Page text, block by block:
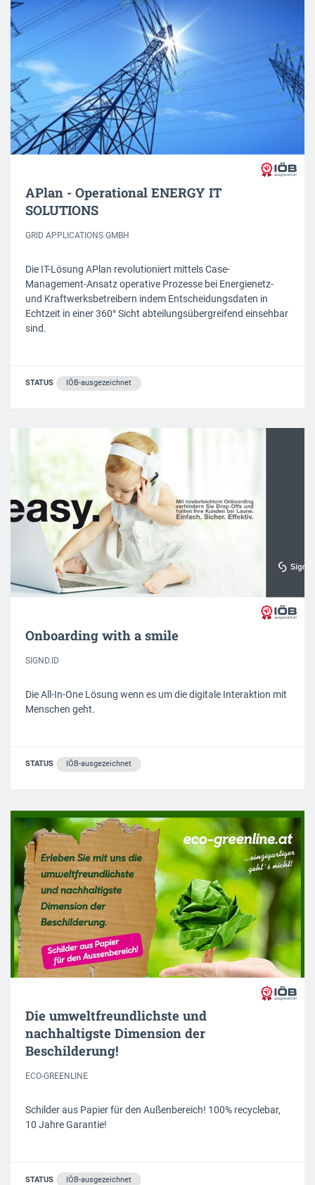
APlan - Operational ENERGY IT
SOLUTIONS
GRID APPLICATIONS GMBH
Die IT-Lösung APlan revolutioniert mittels Case-
Management-Ansatz operative Prozesse bei Energienetz-
und Kraftwerksbetreibern indem Entscheidungsdaten in
Echtzeit in einer 360° Sicht abteilungsübergreifend einsehbar
sind.
STATUS IÖB-ausgezeichnet
Onboarding with a smile
SIGND.ID
Die All-In-One Lösung wenn es um die digitale Interaktion mit
Menschen geht.
STATUS IÖB-ausgezeichnet
Die umweltfreundlichste und
nachhaltigste Dimension der
Beschilderung!
ECO-GREENLINE
Schilder aus Papier für den Außenbereich! 100% recyclebar,
10 Jahre Garantie!
STATUS IÖB-ausgezeichnet